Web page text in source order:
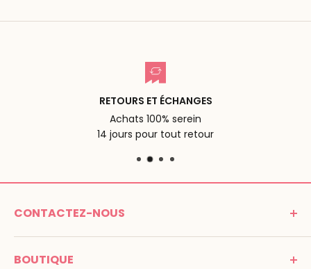
RETOURS ET ÉCHANGES
Achats 100% serein
14 jours pour tout retour
CONTACTEZ-NOUS
MONTESSORI SPIRIT
Promenade Jean Dalba
BOUTIQUE